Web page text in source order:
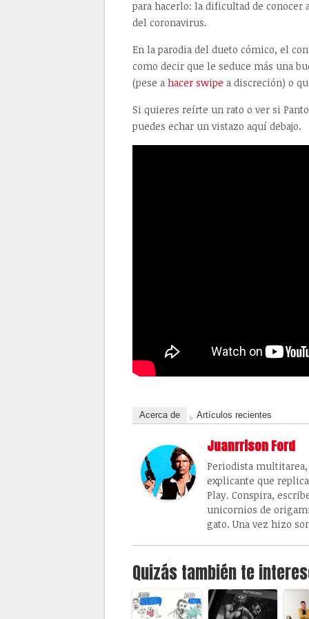
para hacerlo: la dificultad de
del coronavirus.
En la parodia del dueto cómico, el
como decir que le seduce más una
(pese a hacer swipe a discreción) o
Si quieres reírte un rato o ver si
puedes echar un vistazo aquí debajo.
Acerca de Artículos recientes
Juanrrison Ford
Periodista
explicante que
Play. Conspira,
unicornios de
gato. Una vez hizo
Quizás también te